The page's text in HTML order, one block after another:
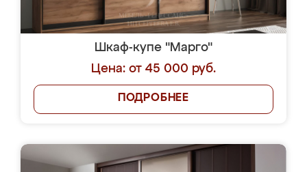
Шкаф-купе "Марго"
Цена: от 45 000 руб.
ПОДРОБНЕЕ